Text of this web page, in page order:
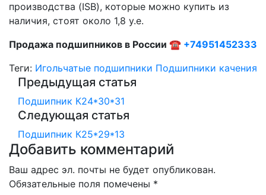
производства (ISB), которые можно купить из
наличия, стоят около 1,8 у.е.
Продажа подшипников в России ☎ +74951452333
Теги: Игольчатые подшипники Подшипники качения
Предыдущая статья
Подшипник К24*30*31
Следующая статья
Подшипник К25*29*13
Добавить комментарий
Ваш адрес эл. почты не будет опубликован.
Обязательные поля помечены *